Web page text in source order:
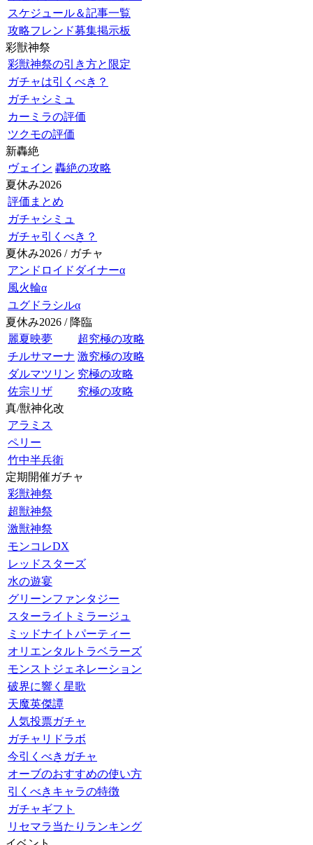
スケジュール＆記事一覧
攻略フレンド募集掲示板
彩獣神祭
彩獣神祭の引き方と限定
ガチャは引くべき？
ガチャシミュ
カーミラの評価
ツクモの評価
新轟絶
ヴェイン 轟絶の攻略
夏休み2026
評価まとめ
ガチャシミュ
ガチャ引くべき？
夏休み2026 / ガチャ
アンドロイドダイナーα
風火輪α
ユグドラシルα
夏休み2026 / 降臨
麗夏映夢
超究極の攻略
チルサマーナ 激究極の攻略
ダルマツリン 究極の攻略
佐宗リザ
究極の攻略
真/獣神化改
アラミス
ペリー
竹中半兵衛
定期開催ガチャ
彩獣神祭
超獣神祭
激獣神祭
モンコレDX
レッドスターズ
水の遊宴
グリーンファンタジー
スターライトミラージュ
ミッドナイトパーティー
オリエンタルトラベラーズ
モンストジェネレーション
破界に響く星歌
天魔英傑譚
人気投票ガチャ
ガチャリドラボ
今引くべきガチャ
オーブのおすすめの使い方
引くべきキャラの特徴
ガチャギフト
リセマラ当たりランキング